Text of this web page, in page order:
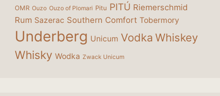
OMR Ouzo Ouzo of Plomari Pitu PITÚ Riemerschmid
Rum Sazerac Southern Comfort Tobermory
Underberg Unicum Vodka Whiskey
Whisky Wodka Zwack Unicum